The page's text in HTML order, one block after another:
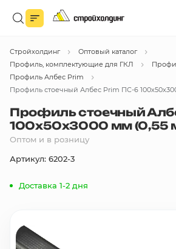
Войдите в личный кабинет
Вы сможете оформлять заказы по
Войти
Каталог товаров
Быстрый заказ по списку
Все
Сравнение
Стройхолдинг
Оптовый каталог
Профиль, комплектующие для ГКЛ
Профиль Албес Prim
Профиль стоечный Албес Prim ПС-6
Профиль стоечный
100х50х3000 мм (0,55
Оптом и в розницу
Артикул: 6202-3
Доставка 1-2 дня